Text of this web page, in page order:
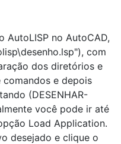
AutoLISP no AutoCAD,
\desenho.lsp"), com
dos diretórios e
comandos e depois
(DESENHAR-
você pode ir até
Load Application.
desejado e clique o